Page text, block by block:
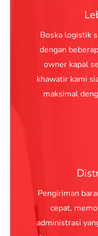
Boska logistik
dengan
owner kapal
khawatir kami
maksimal
Pengiriman
cepat,
administrasi